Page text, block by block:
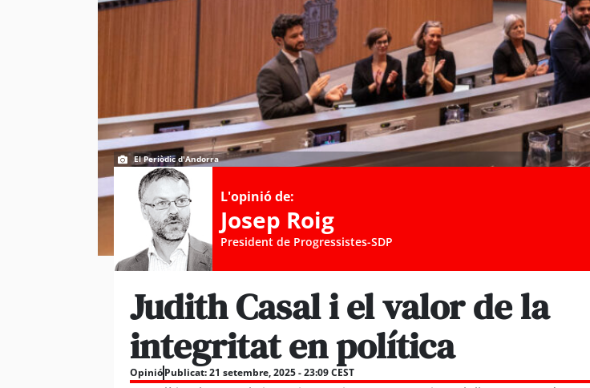
El Periòdic d'Andorra
L'opinió de:
Josep Roig
President de Progressistes-SDP
Judith Casal i el valor de la
integritat en política
OpinióPublicat:21 setembre, 2025 - 23:09 CEST